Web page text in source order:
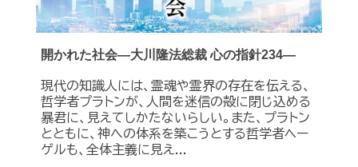
開かれた社会―大川隆法総裁 心の指針234―
現代の知識人には、霊魂や霊界の存在を伝える、
哲学者プラトンが、人間を迷信の殻に閉じ込める
暴君に、見えてしかたないらしい。また、プラトン
とともに、神への体系を築こうとする哲学者ヘー
ゲルも、全体主義に見え...